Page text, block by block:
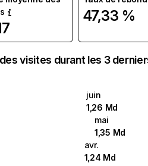
47,33 %
visites durant les 3
juin
1,26 Md
mai
1,35 Md
avr.
1,24 Md